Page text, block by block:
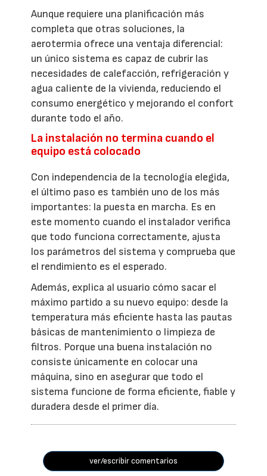
Aunque requiere una planificación más
completa que otras soluciones, la
aerotermia ofrece una ventaja diferencial:
un único sistema es capaz de cubrir las
necesidades de calefacción, refrigeración y
agua caliente de la vivienda, reduciendo el
consumo energético y mejorando el confort
durante todo el año.
La instalación no termina cuando el
equipo está colocado
Con independencia de la tecnología elegida,
el último paso es también uno de los más
importantes: la puesta en marcha. Es en
este momento cuando el instalador verifica
que todo funciona correctamente, ajusta
los parámetros del sistema y comprueba que
el rendimiento es el esperado.
Además, explica al usuario cómo sacar el
máximo partido a su nuevo equipo: desde la
temperatura más eficiente hasta las pautas
básicas de mantenimiento o limpieza de
filtros. Porque una buena instalación no
consiste únicamente en colocar una
máquina, sino en asegurar que todo el
sistema funcione de forma eficiente, fiable y
duradera desde el primer día.
ver/escribir comentarios